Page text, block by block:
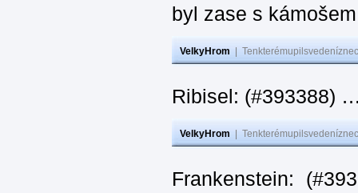
byl zase s
VelkyHrom
Ribisel: (#393388)
VelkyHrom
Frankenstein: